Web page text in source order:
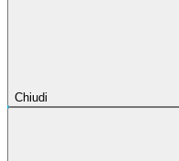
Chiudi